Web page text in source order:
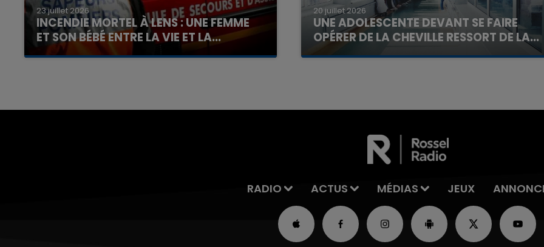
23 juillet 2026
INCENDIE MORTEL À LENS : UNE FEMME
ET SON BÉBÉ ENTRE LA VIE ET LA...
Un homme s'est immolé par le feu après avoir
20 juillet 2026
UNE ADOLESCENTE DEVANT SE FAIRE
OPÉRER DE LA CHEVILLE RESSORT DE LA...
La famille a porté plainte contre la clinique qui a
7h00 - 11h00
RADIO ACTUS MÉDIAS JEUX